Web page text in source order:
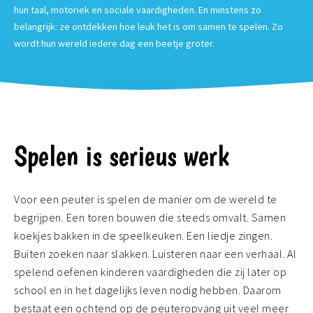
hun taal, motoriek en sociale vaardigheden. En minstens zo
belangrijk: ze ontdekken hoe leuk het is om samen te spelen. Zo
wordt hun wereld iedere dag een beetje groter.
Spelen is serieus werk
Voor een peuter is spelen de manier om de wereld te
begrijpen. Een toren bouwen die steeds omvalt. Samen
koekjes bakken in de speelkeuken. Een liedje zingen.
Buiten zoeken naar slakken. Luisteren naar een verhaal. Al
spelend oefenen kinderen vaardigheden die zij later op
school en in het dagelijks leven nodig hebben. Daarom
bestaat een ochtend op de peuteropvang uit veel meer